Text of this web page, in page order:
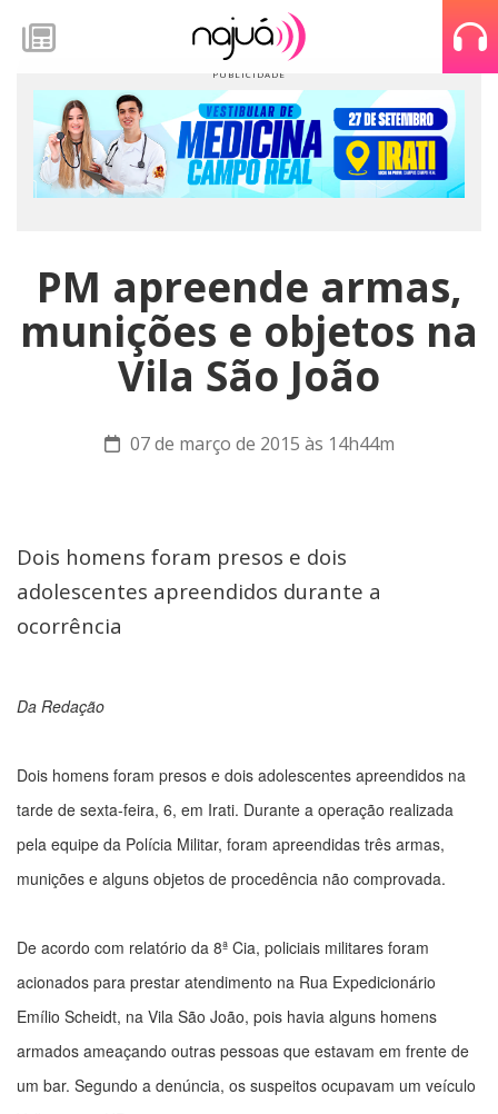
PM apreende armas,
munições e objetos na
Vila São João
07 de março de 2015 às 14h44m
Dois homens foram presos e dois
adolescentes apreendidos durante a
ocorrência
Da Redação
Dois homens foram presos e dois adolescentes apreendidos na
tarde de sexta-feira, 6, em Irati. Durante a operação realizada
pela equipe da Polícia Militar, foram apreendidas três armas,
munições e alguns objetos de procedência não comprovada.
De acordo com relatório da 8ª Cia, policiais militares foram
acionados para prestar atendimento na Rua Expedicionário
Emílio Scheidt, na Vila São João, pois havia alguns homens
armados ameaçando outras pessoas que estavam em frente de
um bar. Segundo a denúncia, os suspeitos ocupavam um veículo